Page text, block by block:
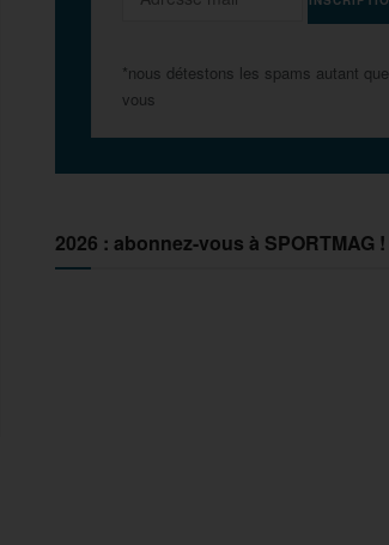
*nous détestons les spams autant que
vous
2026 : abonnez-vous à SPORTMAG !